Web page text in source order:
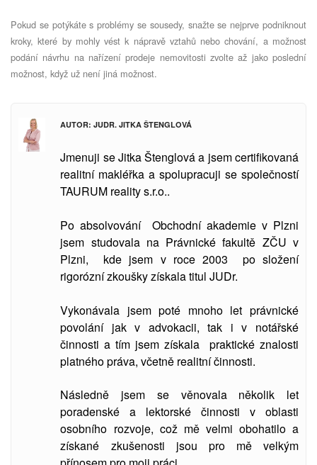
Pokud se potýkáte s problémy se sousedy, snažte se nejprve podniknout
kroky, které by mohly vést k nápravě vztahů nebo chování, a možnost
podání návrhu na nařízení prodeje nemovitosti zvolte až jako poslední
možnost, když už není jiná možnost.
AUTOR: JUDR. JITKA ŠTENGLOVÁ
Jmenuji se Jitka Štenglová a jsem certifikovaná
realitní makléřka a spolupracuji se společností
TAURUM reality s.r.o..
Po absolvování Obchodní akademie v Plzni
jsem studovala na Právnické fakultě ZČU v
Plzni, kde jsem v roce 2003 po složení
rigorózní zkoušky získala titul JUDr.
Vykonávala jsem poté mnoho let právnické
povolání jak v advokacii, tak i v notářské
činnosti a tím jsem získala praktické znalosti
platného práva, včetně realitní činnosti.
Následně jsem se věnovala několik let
poradenské a lektorské činnosti v oblasti
osobního rozvoje, což mě velmi obohatilo a
získané zkušenosti jsou pro mě velkým